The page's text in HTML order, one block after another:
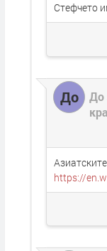
Стефчето
До
До
https://